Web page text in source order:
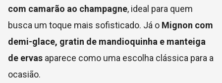
com camarão ao champagne, ideal para quem
busca um toque mais sofisticado. Já o Mignon com
demi-glace, gratin de mandioquinha e manteiga
de ervas aparece como uma escolha clássica para a
ocasião.